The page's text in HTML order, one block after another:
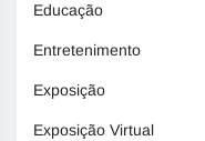
Educação
Entretenimento
Exposição
Exposição Virtual